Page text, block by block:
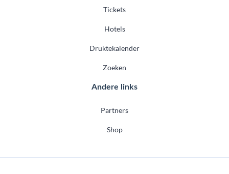
Tickets
Hotels
Druktekalender
Zoeken
Andere links
Partners
Shop